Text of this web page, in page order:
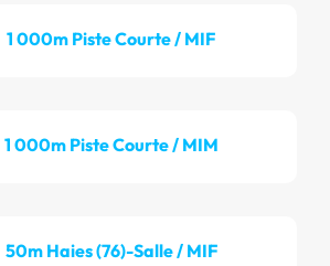
1 000m Piste Courte / MIF
1 000m Piste Courte / MIM
50m Haies (76)-Salle / MIF